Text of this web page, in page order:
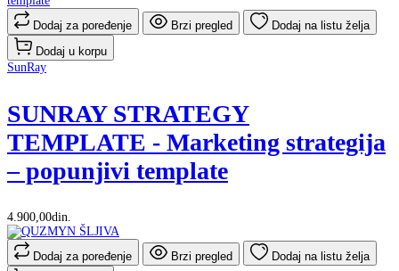
Dodaj za poređenje Brzi pregled
Dodaj na listu želja
Dodaj u korpu
SunRay
SUNRAY STRATEGY
TEMPLATE - Marketing strategija
– popunjivi template
4.900,00din.
Dodaj za poređenje Brzi pregled
Dodaj na listu želja